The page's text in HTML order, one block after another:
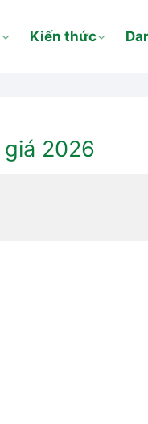
Kiến thức
2026